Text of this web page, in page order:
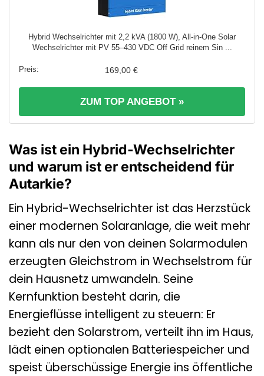
Hybrid Wechselrichter mit 2,2 kVA (1800 W), All-in-One Solar
Wechselrichter mit PV 55–430 VDC Off Grid reinem Sin ...
169,00 €
ZUM TOP ANGEBOT »
Was ist ein Hybrid-Wechselrichter
und warum ist er entscheidend für
Autarkie?
Ein Hybrid-Wechselrichter ist das Herzstück
einer modernen Solaranlage, die weit mehr
kann als nur den von deinen Solarmodulen
erzeugten Gleichstrom in Wechselstrom für
dein Hausnetz umwandeln. Seine
Kernfunktion besteht darin, die
Energieflüsse intelligent zu steuern: Er
bezieht den Solarstrom, verteilt ihn im Haus,
lädt einen optionalen Batteriespeicher und
speist überschüssige Energie ins öffentliche